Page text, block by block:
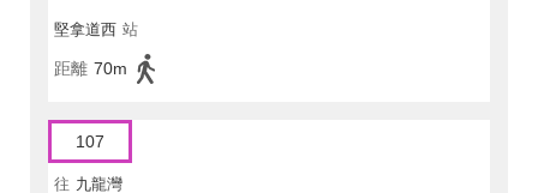
堅拿道西 站
距離 70m
107
往 九龍灣